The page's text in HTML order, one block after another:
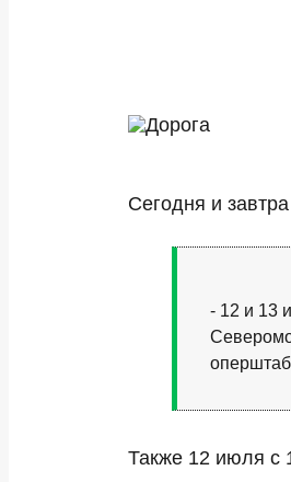
Сегодня и
- 12 и 13
Также 12 июля с